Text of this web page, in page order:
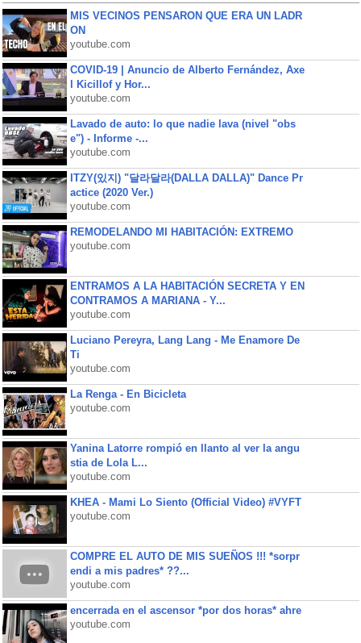
MIS VECINOS PENSARON QUE ERA UN LADR
ON
youtube.com
COVID-19 | Anuncio de Alberto Fernández, Axe
l Kicillof y Hor...
youtube.com
Lavado de auto: lo que nadie lava (nivel "obs
e") - Informe -...
youtube.com
ITZY(있지) "달라달라(DALLA DALLA)" Dance Pr
actice (2020 Ver.)
youtube.com
REMODELANDO MI HABITACIÓN: EXTREMO
youtube.com
ENTRAMOS A LA HABITACIÓN SECRETA Y EN
CONTRAMOS A MARIANA - Y...
youtube.com
Luciano Pereyra, Lang Lang - Me Enamore De
Ti
youtube.com
La Renga - En Bicicleta
youtube.com
Yanina Latorre rompió en llanto al ver la angu
stia de Lola L...
youtube.com
KHEA - Mami Lo Siento (Official Video) #VYFT
youtube.com
COMPRE EL AUTO DE MIS SUEÑOS !!! *sorpr
endi a mis padres* ??...
youtube.com
encerrada en el ascensor *por dos horas* ahre
youtube.com